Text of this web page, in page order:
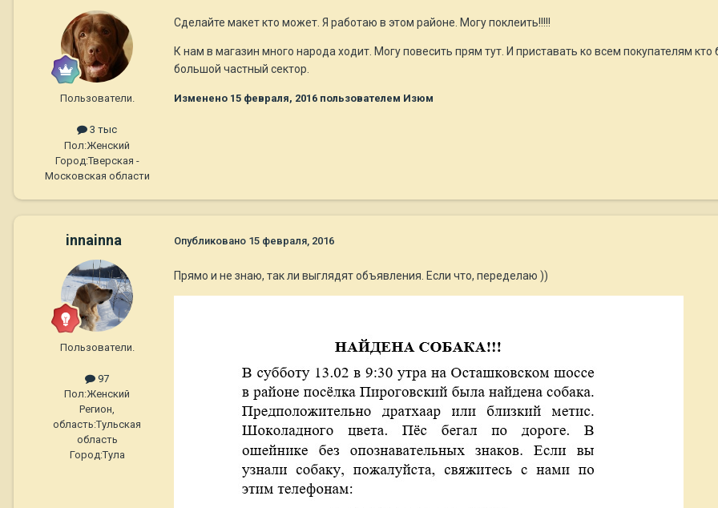
Пользователи.
3 тыс
Пол:Женский
Город:Тверская -
Московская области
Сделайте макет кто может. Я работаю в этом районе. Могу поклеить!!!!!
К нам в магазин много народа ходит. Могу повесить прям тут. И приставать ко всем покупателям
большой частный сектор.
Изменено 15 февраля, 2016 пользователем Изюм
innainna
Пользователи.
97
Пол:Женский
Регион,
область:Тульская
область
Город:Тула
Опубликовано 15 февраля, 2016
Прямо и не знаю, так ли выглядят объявления. Если что, переделаю ))